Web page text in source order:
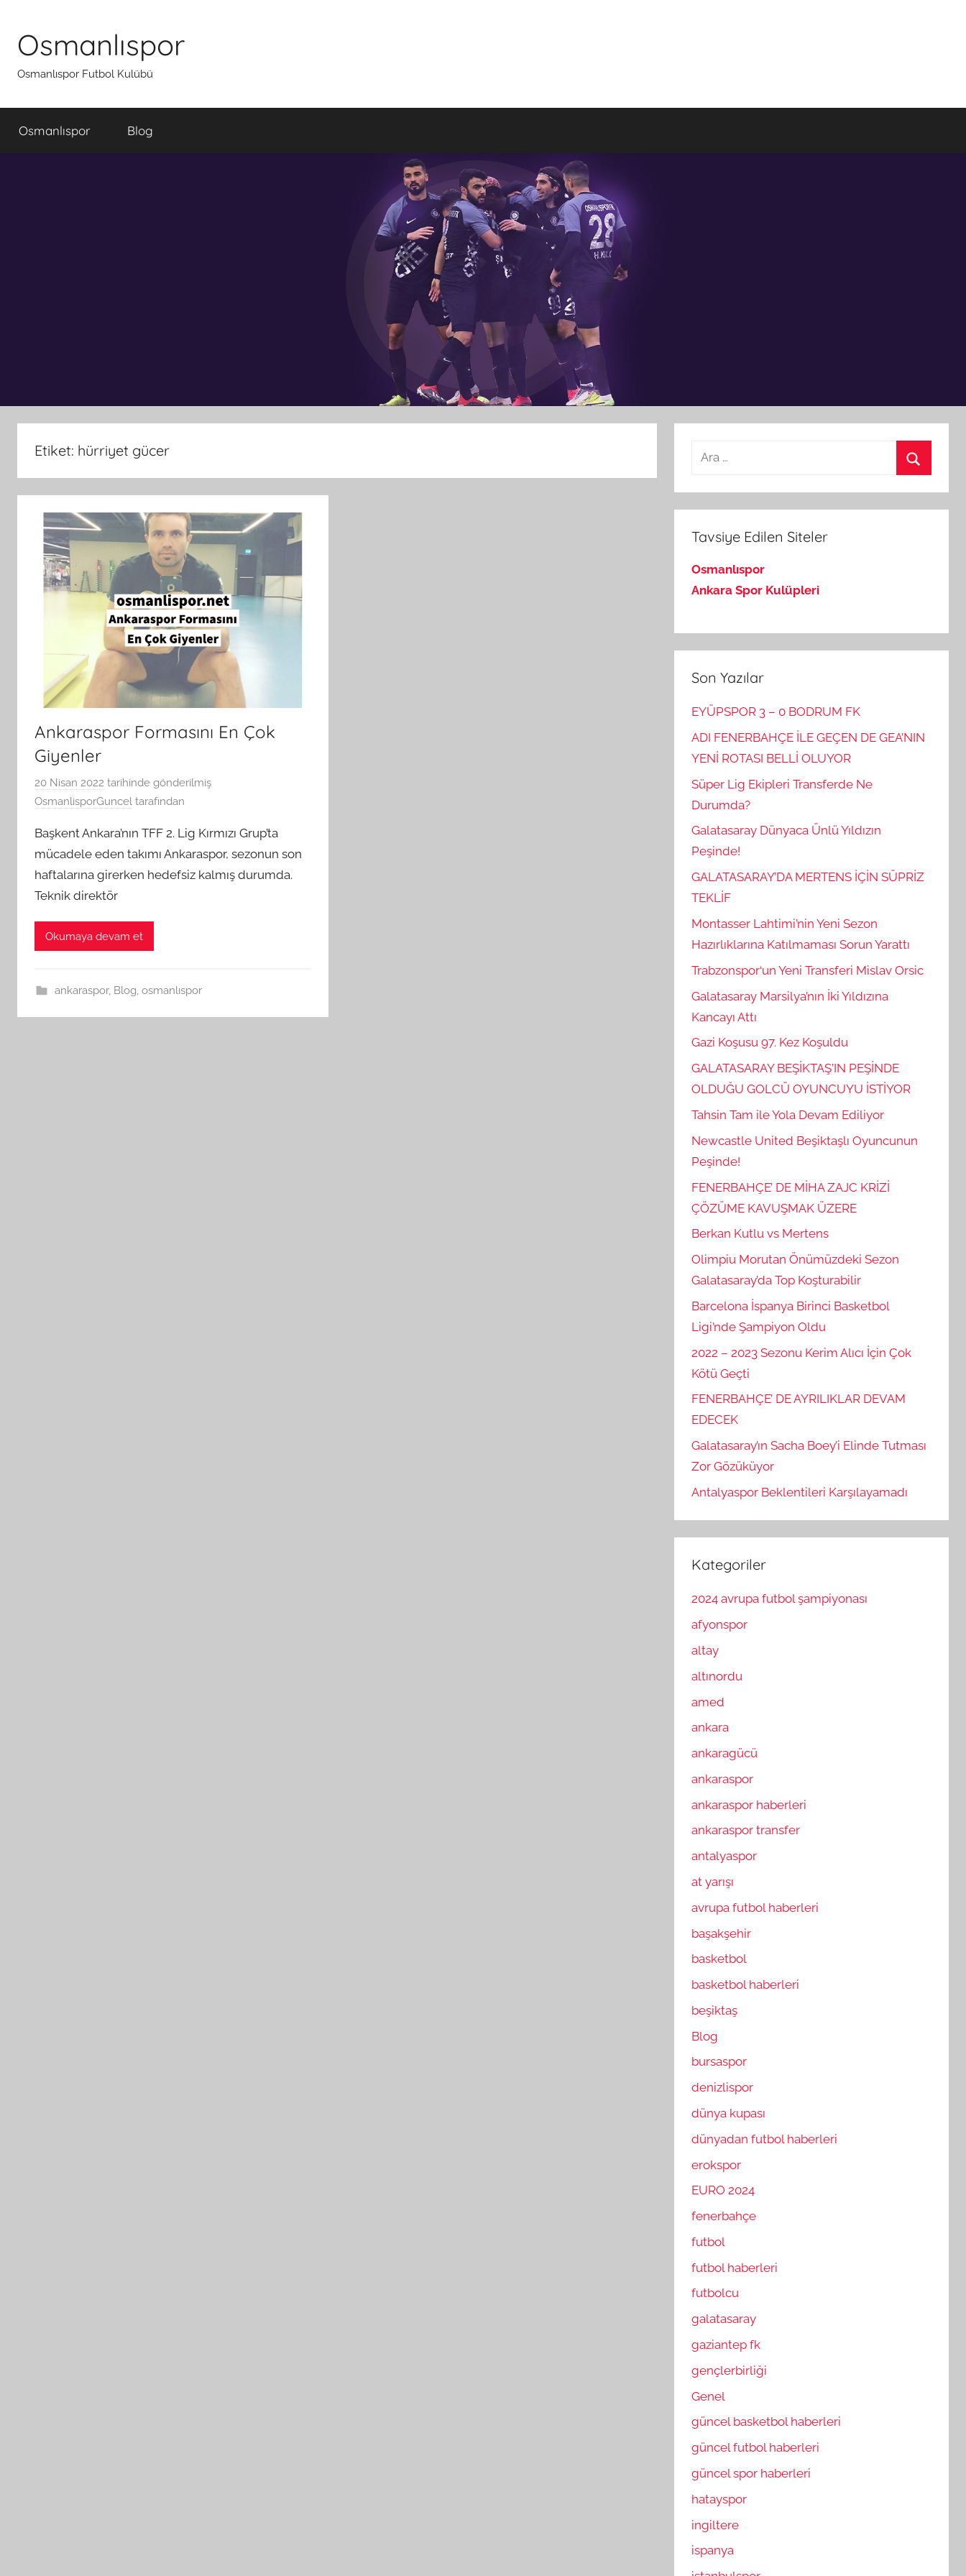
Osmanlıspor
Osmanlıspor Futbol Kulübü
Osmanlıspor Blog
Etiket: hürriyet gücer
Ankaraspor Formasını En Çok
Giyenler
20 Nisan 2022 tarihinde gönderilmiş
OsmanlisporGuncel tarafından
Başkent Ankara’nın TFF 2. Lig Kırmızı Grup’ta
mücadele eden takımı Ankaraspor, sezonun son
haftalarına girerken hedefsiz kalmış durumda.
Teknik direktör
Okumaya devam et
ankaraspor, Blog, osmanlıspor
Arama:
Tavsiye Edilen Siteler
Osmanlıspor
Ankara Spor Kulüpleri
Son Yazılar
EYÜPSPOR 3 – 0 BODRUM FK
ADI FENERBAHÇE İLE GEÇEN DE GEA’NIN
YENİ ROTASI BELLİ OLUYOR
Süper Lig Ekipleri Transferde Ne
Durumda?
Galatasaray Dünyaca Ünlü Yıldızın
Peşinde!
GALATASARAY’DA MERTENS İÇİN SÜPRİZ
TEKLİF
Montasser Lahtimi’nin Yeni Sezon
Hazırlıklarına Katılmaması Sorun Yarattı
Trabzonspor‘un Yeni Transferi Mislav Orsic
Galatasaray Marsilya’nın İki Yıldızına
Kancayı Attı
Gazi Koşusu 97. Kez Koşuldu
GALATASARAY BEŞİKTAŞ’IN PEŞİNDE
OLDUĞU GOLCÜ OYUNCUYU İSTİYOR
Tahsin Tam ile Yola Devam Ediliyor
Newcastle United Beşiktaşlı Oyuncunun
Peşinde!
FENERBAHÇE’ DE MİHA ZAJC KRİZİ
ÇÖZÜME KAVUŞMAK ÜZERE
Berkan Kutlu vs Mertens
Olimpiu Morutan Önümüzdeki Sezon
Galatasaray’da Top Koşturabilir
Barcelona İspanya Birinci Basketbol
Ligi’nde Şampiyon Oldu
2022 – 2023 Sezonu Kerim Alıcı İçin Çok
Kötü Geçti
FENERBAHÇE’ DE AYRILIKLAR DEVAM
EDECEK
Galatasaray’ın Sacha Boey’i Elinde Tutması
Zor Gözüküyor
Antalyaspor Beklentileri Karşılayamadı
Kategoriler
2024 avrupa futbol şampiyonası
afyonspor
altay
altınordu
amed
ankara
ankaragücü
ankaraspor
ankaraspor haberleri
ankaraspor transfer
antalyaspor
at yarışı
avrupa futbol haberleri
başakşehir
basketbol
basketbol haberleri
beşiktaş
Blog
bursaspor
denizlispor
dünya kupası
dünyadan futbol haberleri
erokspor
EURO 2024
fenerbahçe
futbol
futbol haberleri
futbolcu
galatasaray
gaziantep fk
gençlerbirliği
Genel
güncel basketbol haberleri
güncel futbol haberleri
güncel spor haberleri
hatayspor
ingiltere
ispanya